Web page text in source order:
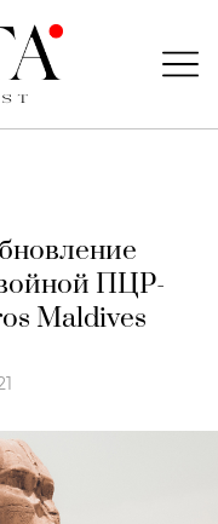
ПЦР-
Maldives